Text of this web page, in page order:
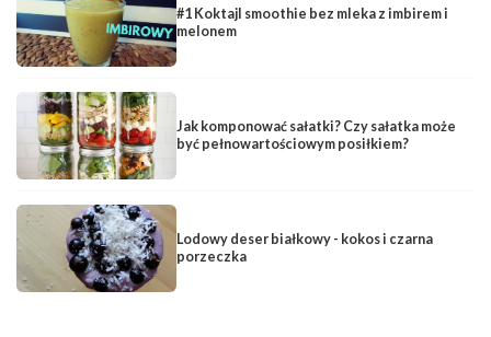
#1 Koktajl smoothie bez mleka z imbirem i
melonem
Jak komponować sałatki? Czy sałatka może
być pełnowartościowym posiłkiem?
Lodowy deser białkowy - kokos i czarna
porzeczka